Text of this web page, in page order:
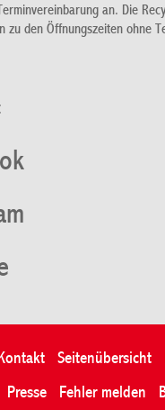
an. Die
zu den Öffnungszeiten ohne
Kontakt Seitenübersicht
Presse Fehler melden